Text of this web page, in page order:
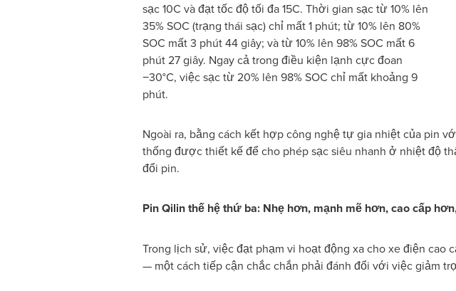
sạc 10C và đạt tốc độ tối đa 15C. Thời gian sạc từ 10% lên
35% SOC (trạng thái sạc) chỉ mất 1 phút; từ 10% lên 80%
SOC mất 3 phút 44 giây; và từ 10% lên 98% SOC mất 6
phút 27 giây. Ngay cả trong điều kiện lạnh cực đoan
−30°C, việc sạc từ 20% lên 98% SOC chỉ mất khoảng 9
phút.
Ngoài ra, bằng cách kết hợp công nghệ tự gia nhiệt của pin
thống được thiết kế để cho phép sạc siêu nhanh ở nhiệt độ
đổi pin.
Pin Qilin thế hệ thứ ba: Nhẹ hơn, mạnh mẽ hơn, cao cấp
Trong lịch sử, việc đạt phạm vi hoạt động xa cho xe điện
— một cách tiếp cận chắc chắn phải đánh đổi với việc giảm